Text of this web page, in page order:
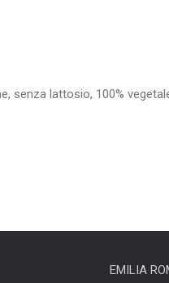
senza lattosio, 100%
EMILIA